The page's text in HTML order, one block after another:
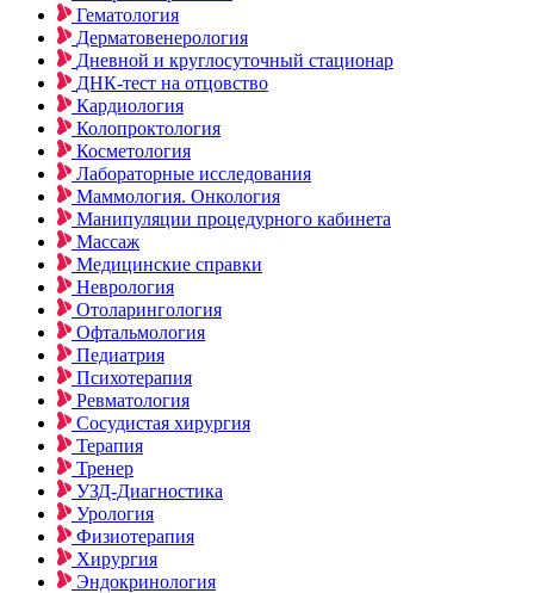
Гематология
Дерматовенерология
Дневной и круглосуточный стационар
ДНК-тест на отцовство
Кардиология
Колопроктология
Косметология
Лабораторные исследования
Маммология. Онкология
Манипуляции процедурного кабинета
Массаж
Медицинские справки
Неврология
Отоларингология
Офтальмология
Педиатрия
Психотерапия
Ревматология
Сосудистая хирургия
Терапия
Тренер
УЗД-Диагностика
Урология
Физиотерапия
Хирургия
Эндокринология